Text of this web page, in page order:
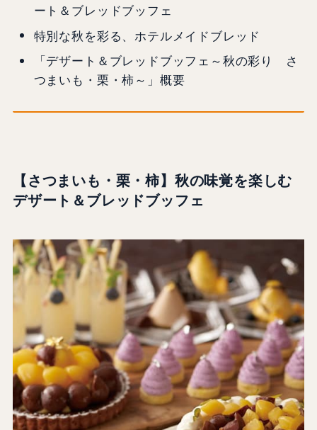
ート＆ブレッドブッフェ
特別な秋を彩る、ホテルメイドブレッド
「デザート＆ブレッドブッフェ～秋の彩り さ
つまいも・栗・柿～」概要
【さつまいも・栗・柿】秋の味覚を楽しむ
デザート＆ブレッドブッフェ